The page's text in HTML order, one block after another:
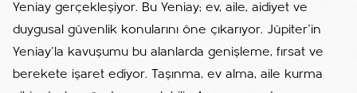
Yeniay gerçekleşiyor. Bu Yeniay; ev, aile, aidiyet ve
duygusal güvenlik konularını öne çıkarıyor. Jüpiter’in
Yeniay’la kavuşumu bu alanlarda genişleme, fırsat ve
berekete işaret ediyor. Taşınma, ev alma, aile kurma